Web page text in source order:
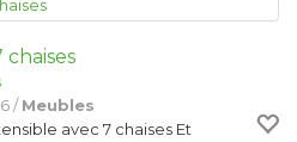
/Meubles
avec 7 chaises Et